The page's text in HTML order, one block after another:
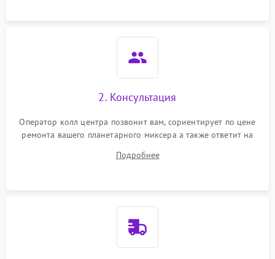
1000 ₽
Поломка системы защиты
1000 ₽
2. Консультация
Оператор колл центра позвонит вам, сориентирует по цене
ремонта вашего планетарного миксера а также ответит на
Подробнее